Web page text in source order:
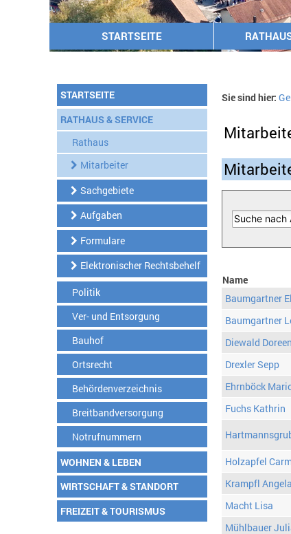
STARTSEITE
STARTSEITE
RATHAUS & SERVICE
Rathaus
Mitarbeiter
Sachgebiete
Aufgaben
Formulare
Elektronischer Rechtsbehelf
Politik
Ver- und Entsorgung
Bauhof
Ortsrecht
Behördenverzeichnis
Breitbandversorgung
Notrufnummern
WOHNEN & LEBEN
WIRTSCHAFT & STANDORT
FREIZEIT & TOURISMUS
Sie sind hier:
Name
Baumgartner
Baumgartner
Diewald Doreen
Drexler Sepp
Ehrnböck
Fuchs Kathrin
Holzapfel
Krampfl Angela
Macht Lisa
Mühlbauer